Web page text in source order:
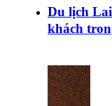
Du lịch
khách